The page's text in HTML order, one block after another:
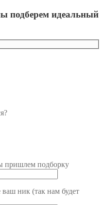
подберем идеальный
пришлем подборку
ник (так нам будет